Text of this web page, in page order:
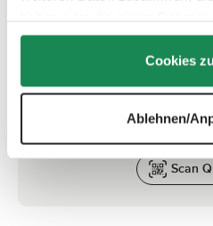
gesammelt haben.
Cookies
Ablehnen/
if this spare part is
Where can I find
Scan